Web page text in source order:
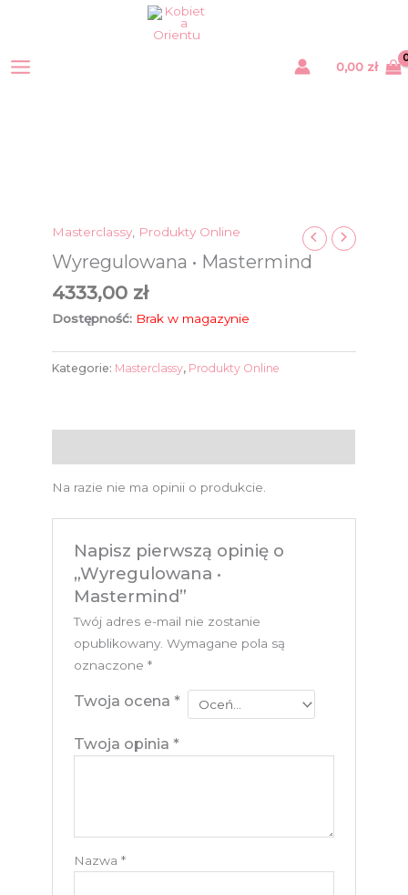
0,00 zł
Masterclassy, Produkty Online
Wyregulowana • Mastermind
4333,00 zł
Dostępność: Brak w magazynie
Kategorie: Masterclassy, Produkty Online
Na razie nie ma opinii o produkcie.
Napisz pierwszą opinię o
„Wyregulowana •
Mastermind”
Twój adres e-mail nie zostanie
opublikowany. Wymagane pola są
oznaczone*
Twoja ocena*
Twoja opinia*
Nazwa*